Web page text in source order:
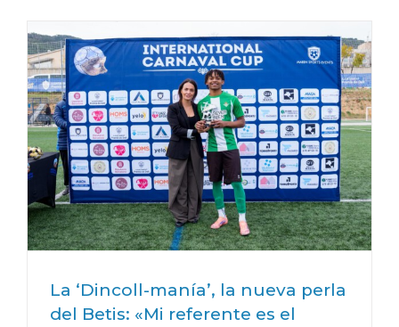
La ‘Dincoll-manía’, la nueva perla
del Betis: «Mi referente es el